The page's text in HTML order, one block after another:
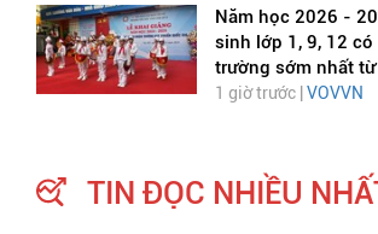
Năm học 2026 -
sinh lớp 1, 9, 12 có
trường sớm nhất
1 giờ trước | VOVVN
TIN ĐỌC NHIỀU